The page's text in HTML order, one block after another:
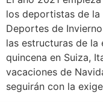
los deportistas de la
Deportes de
las estructuras de
quincena en Suiza,
vacaciones de
seguirán con la